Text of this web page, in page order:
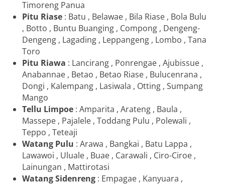
Timoreng Panua
Pitu Riase : Batu , Belawae , Bila Riase , Bola Bulu
, Botto , Buntu Buanging , Compong , Dengeng-
Dengeng , Lagading , Leppangeng , Lombo , Tana
Toro
Pitu Riawa : Lancirang , Ponrengae , Ajubissue ,
Anabannae , Betao , Betao Riase , Bulucenrana ,
Dongi , Kalempang , Lasiwala , Otting , Sumpang
Mango
Tellu Limpoe : Amparita , Arateng , Baula ,
Massepe , Pajalele , Toddang Pulu , Polewali ,
Teppo , Teteaji
Watang Pulu : Arawa , Bangkai , Batu Lappa ,
Lawawoi , Uluale , Buae , Carawali , Ciro-Ciroe ,
Lainungan , Mattirotasi
Watang Sidenreng : Empagae , Kanyuara ,